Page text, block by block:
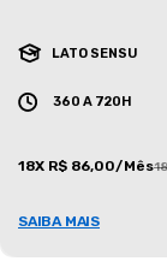
LATO SENSU
360 A 720H
18X R$ 86,00/Mês
SAIBA MAIS